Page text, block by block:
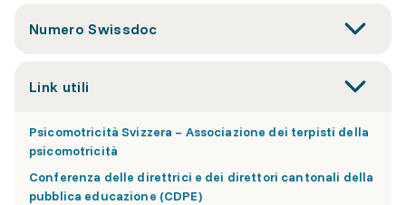
Numero Swissdoc
Link utili
Psicomotricità Svizzera – Associazione dei terpisti della
psicomotricità
Conferenza delle direttrici e dei direttori cantonali della
pubblica educazione (CDPE)